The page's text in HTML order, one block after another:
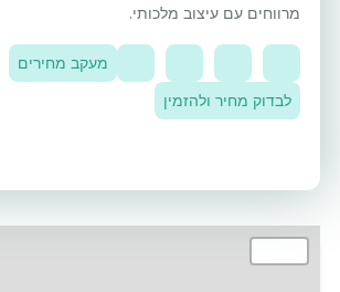
מרווחים עם עיצוב מלכותי.
מעקב מחירים
לבדוק מחיר ולהזמין